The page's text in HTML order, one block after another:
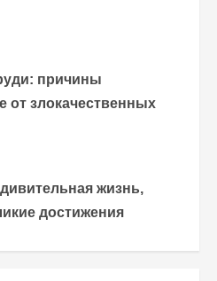
причины
от злокачественных
жизнь,
достижения